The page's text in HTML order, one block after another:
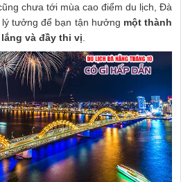
chưa tới mùa cao điểm du lịch, Đà
tưởng để bạn tận hưởng một thành
và đầy thi vị